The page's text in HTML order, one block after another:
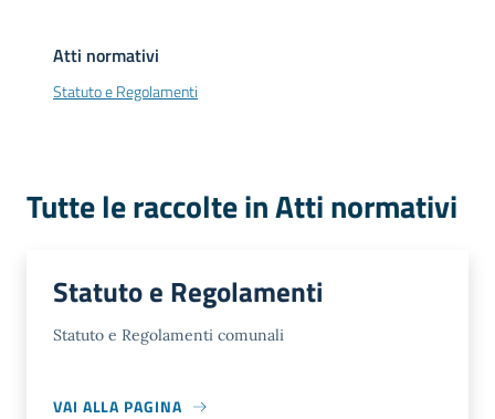
Atti normativi
Statuto e Regolamenti
Tutte le raccolte in Atti normativi
Statuto e Regolamenti
Statuto e Regolamenti comunali
VAI ALLA PAGINA